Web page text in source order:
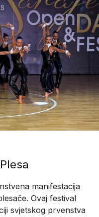
manifestacija
Ovaj festival
svjetskog prvenstva